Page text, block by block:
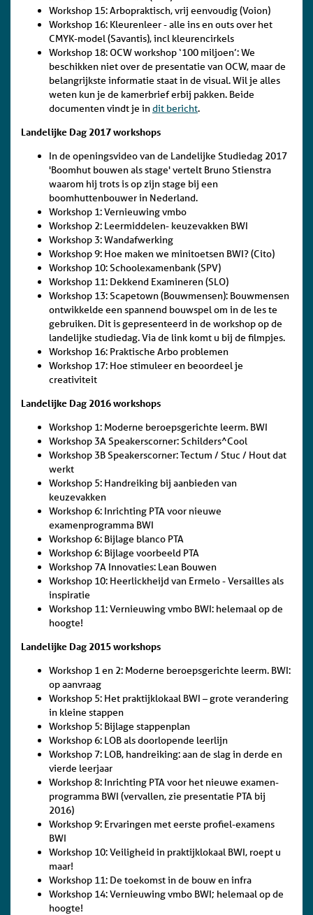
Workshop 15: Arbopraktisch, vrij eenvoudig (Voion)
Workshop 16: Kleurenleer - alle ins en outs over het
CMYK-model (Savantis), incl kleurencirkels
Workshop 18: OCW workshop ‘100 miljoen’: We
beschikken niet over de presentatie van OCW, maar de
belangrijkste informatie staat in de visual. Wil je alles
weten kun je de kamerbrief erbij pakken. Beide
documenten vindt je indit bericht.
Landelijke Dag 2017 workshops
In de openingsvideo van de Landelijke Studiedag 2017
'Boomhut bouwen als stage' vertelt Bruno Stienstra
waarom hij trots is op zijn stage bij een
boomhuttenbouwer in Nederland.
Workshop 1: Vernieuwing vmbo
Workshop 2: Leermiddelen- keuzevakken BWI
Workshop 3: Wandafwerking
Workshop 9: Hoe maken we minitoetsen BWI? (Cito)
Workshop 10: Schoolexamenbank (SPV)
Workshop 11: Dekkend Examineren (SLO)
Workshop 13: Scapetown (Bouwmensen): Bouwmensen
ontwikkelde een spannend bouwspel om in de les te
gebruiken. Dit is gepresenteerd in de workshop op de
landelijke studiedag. Via de link komt u bij de filmpjes.
Workshop 16: Praktische Arbo problemen
Workshop 17: Hoe stimuleer en beoordeel je
creativiteit
Landelijke Dag 2016 workshops
Workshop 1: Moderne beroepsgerichte leerm. BWI
Workshop 3A Speakerscorner: Schilders^Cool
Workshop 3B Speakerscorner: Tectum / Stuc / Hout dat
werkt
Workshop 5: Handreiking bij aanbieden van
keuzevakken
Workshop 6: Inrichting PTA voor nieuwe
examenprogramma BWI
Workshop 6: Bijlage blanco PTA
Workshop 6: Bijlage voorbeeld PTA
Workshop 7A Innovaties: Lean Bouwen
Workshop 10: Heerlickheijd van Ermelo - Versailles als
inspiratie
Workshop 11: Vernieuwing vmbo BWI: helemaal op de
hoogte!
Landelijke Dag 2015 workshops
Workshop 1 en 2: Moderne beroepsgerichte leerm. BWI:
op aanvraag
Workshop 5: Het praktijklokaal BWI – grote verandering
in kleine stappen
Workshop 5: Bijlage stappenplan
Workshop 6: LOB als doorlopende leerlijn
Workshop 7: LOB, handreiking: aan de slag in derde en
vierde leerjaar
Workshop 8: Inrichting PTA voor het nieuwe examen-
programma BWI (vervallen, zie presentatie PTA bij
2016)
Workshop 9: Ervaringen met eerste profiel-examens
BWI
Workshop 10: Veiligheid in praktijklokaal BWI, roept u
maar!
Workshop 11: De toekomst in de bouw en infra
Workshop 14: Vernieuwing vmbo BWI; helemaal op de
hoogte!